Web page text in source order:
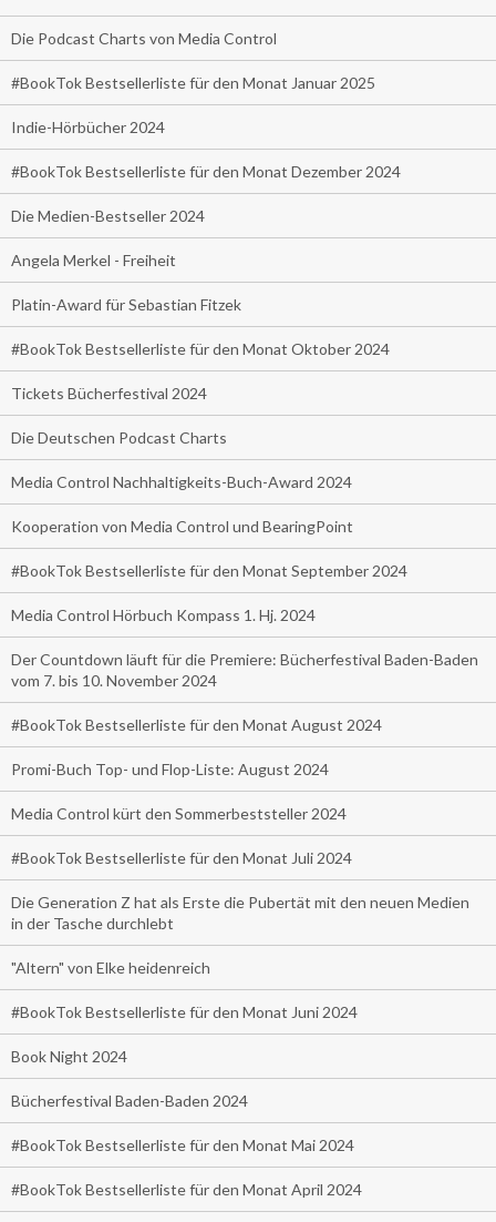
Die Podcast Charts von Media Control
#BookTok Bestsellerliste für den Monat Januar 2025
Indie-Hörbücher 2024
#BookTok Bestsellerliste für den Monat Dezember 2024
Die Medien-Bestseller 2024
Angela Merkel - Freiheit
Platin-Award für Sebastian Fitzek
#BookTok Bestsellerliste für den Monat Oktober 2024
Tickets Bücherfestival 2024
Die Deutschen Podcast Charts
Media Control Nachhaltigkeits-Buch-Award 2024
Kooperation von Media Control und BearingPoint
#BookTok Bestsellerliste für den Monat September 2024
Media Control Hörbuch Kompass 1. Hj. 2024
Der Countdown läuft für die Premiere: Bücherfestival Baden-Baden
vom 7. bis 10. November 2024
#BookTok Bestsellerliste für den Monat August 2024
Promi-Buch Top- und Flop-Liste: August 2024
Media Control kürt den Sommerbeststeller 2024
#BookTok Bestsellerliste für den Monat Juli 2024
Die Generation Z hat als Erste die Pubertät mit den neuen Medien
in der Tasche durchlebt
"Altern" von Elke heidenreich
#BookTok Bestsellerliste für den Monat Juni 2024
Book Night 2024
Bücherfestival Baden-Baden 2024
#BookTok Bestsellerliste für den Monat Mai 2024
#BookTok Bestsellerliste für den Monat April 2024